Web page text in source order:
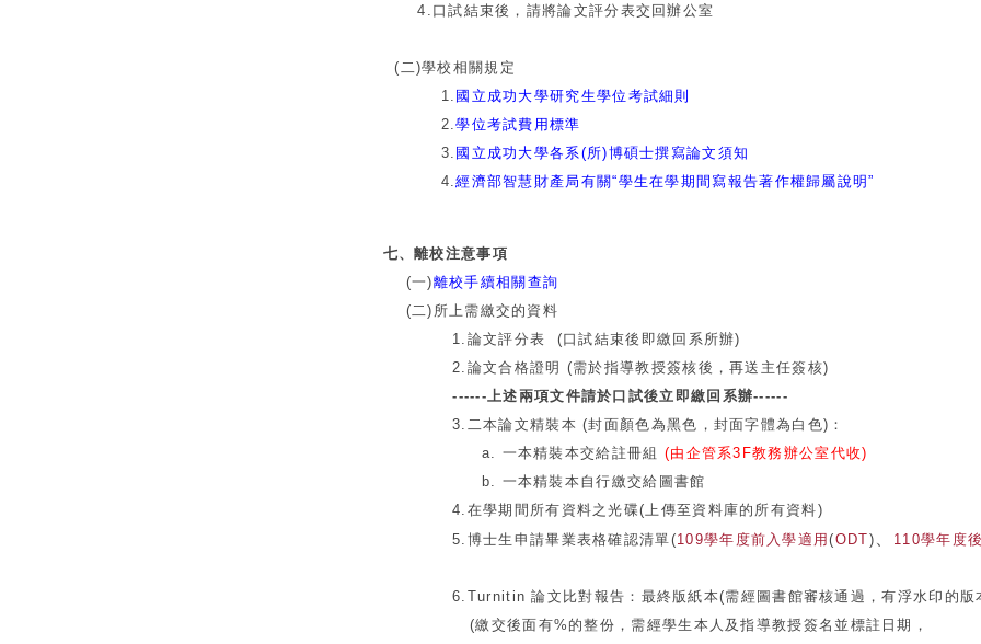
4.口試結束後，請將論文評分表交回辦公室
(二)學校相關規定
1. 國立成功大學研究生學位考試細則
2.學位考試費用標準
3. 國立成功大學各系(所)博碩士撰寫論文須知
4.經濟部智慧財產局有關“學生在學期間寫報告著作權歸屬說明”
七、離校注意事項
(一)離校手續相關查詢
(二)所上需繳交的資料
1.論文評分表 (口試結束後即繳回系所辦)
2.論文合格證明 (需於指導教授簽核後，再送主任簽核)
------上述兩項文件請於口試後立即繳回系辦------
3.二本論文精裝本 (封面顏色為黑色，封面字體為白色)：
a. 一本精裝本交給註冊組 (由企管系3F教務辦公室代收)
b. 一本精裝本自行繳交給圖書館
4.在學期間所有資料之光碟(上傳至資料庫的所有資料)
5.博士生申請畢業表格確認清單(109學年度前入學適用(ODT) 110學年度
6.Turnitin 論文比對報告：最終版紙本(需經圖書館審核通過，有浮水
(繳交後面有%的整份，需經學生本人及指導教授簽名並標註日期，